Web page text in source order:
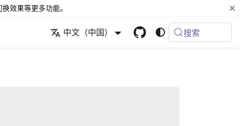
效果等更多功能。
中文（中国） 搜索